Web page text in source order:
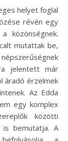
révén egy
közönségnek.
mutattak be,
jelentett már
áradó érzelmek
Az Edda
egy komplex
közötti
is bemutatja. A